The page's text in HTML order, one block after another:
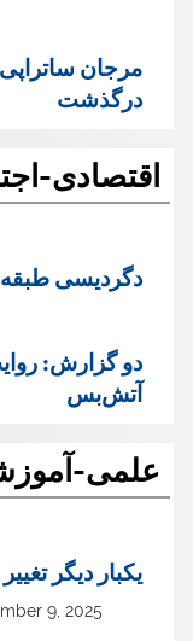
مرجان
درگذشت
اقتصادی-
دگردیسی
دو گزارش:
آتش‌بس
علمی-
یک‏بار دیگر
9, 2025